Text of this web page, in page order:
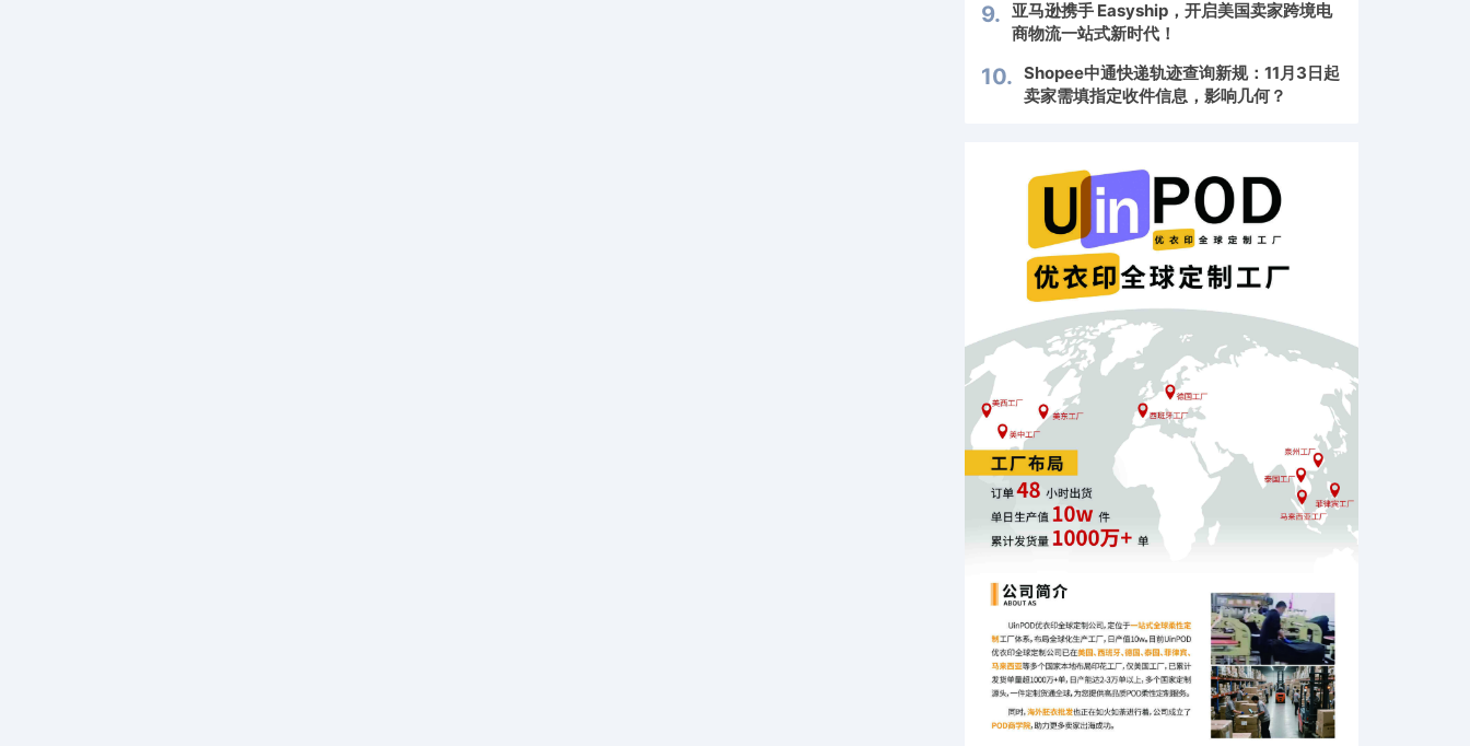
9. 亚马逊携手 Easyship，开启美国卖家跨境电
商物流一站式新时代！
10. Shopee中通快递轨迹查询新规：11月3日起
卖家需填指定收件信息，影响几何？